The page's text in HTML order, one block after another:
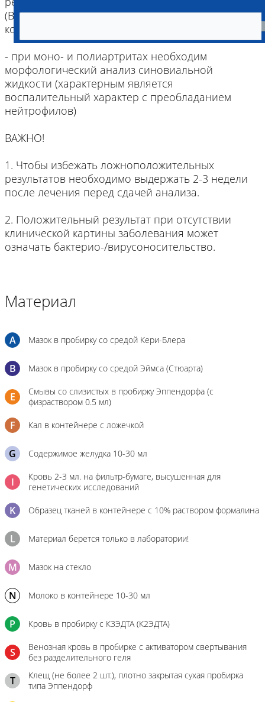
(Bordetella bronchiseptica, Chlamydia, герпес вирус
кошек FHV-1 или аденовирус собак CAV -2)
- при моно- и полиартритах необходим
морфологический анализ синовиальной
жидкости (характерным является
воспалительный характер с преобладанием
нейтрофилов)
ВАЖНО!
1. Чтобы избежать ложноположительных
результатов необходимо выдержать 2-3 недели
после лечения перед сдачей анализа.
2. Положительный результат при отсутствии
клинической картины заболевания может
означать бактерио-/вирусоносительство.
Материал
A Мазок в пробирку со средой Кери-Блера
B Мазок в пробирку со средой Эймса (Стюарта)
E
Смывы со слизистых в пробирку Эппендорфа (с
физраствором 0.5 мл)
F Кал в контейнере с ложечкой
G Содержимое желудка 10-30 мл
I
Кровь 2-3 мл. на фильтр-бумаге, высушенная для
генетических исследований
K Образец тканей в контейнере с 10% раствором формалина
L Материал берется только в лаборатории!
M Мазок на стекло
N Молоко в контейнере 10-30 мл
P Кровь в пробирку с К3ЭДТА (К2ЭДТА)
S
Венозная кровь в пробирке с активатором свертывания
без разделительного геля
T
Клещ (не более 2 шт.), плотно закрытая сухая пробирка
типа Эппендорф